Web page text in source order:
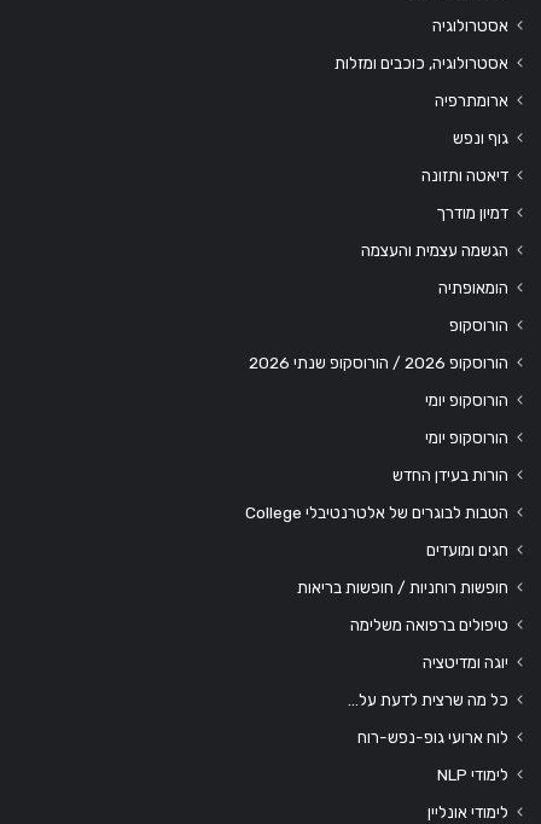
אסטרולוגיה
אסטרולוגיה, כוכבים ומזלות
ארומתרפיה
גוף ונפש
דיאטה ותזונה
דמיון מודרך
הגשמה עצמית והעצמה
הומאופתיה
הורוסקופ
הורוסקופ 2026 / הורוסקופ שנתי 2026
הורוסקופ יומי
הורוסקופ יומי
הורות בעידן החדש
הטבות לבוגרים של אלטרנטיבלי College
חגים ומועדים
חופשות רוחניות / חופשות בריאות
טיפולים ברפואה משלימה
יוגה ומדיטציה
כל מה שרצית לדעת על…
לוח ארועי גופ-נפש-רוח
לימודי NLP
לימודי אונליין